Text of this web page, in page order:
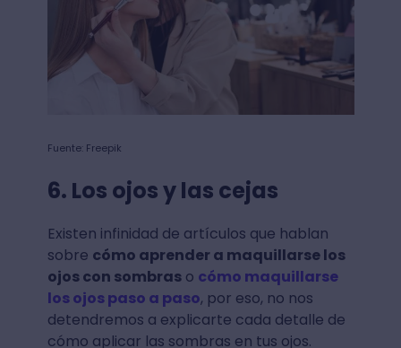
Fuente: Freepik
6. Los ojos y las cejas
Existen infinidad de artículos que hablan
sobre cómo aprender a maquillarse los
ojos con sombraso cómo maquillarse
los ojos paso a paso, por eso, no nos
detendremos a explicarte cada detalle de
cómo aplicar las sombras en tus ojos.